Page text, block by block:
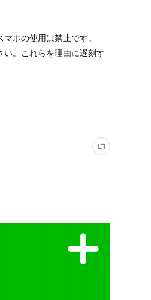
ホの使用は禁止です。
。これらを理由に遅刻す